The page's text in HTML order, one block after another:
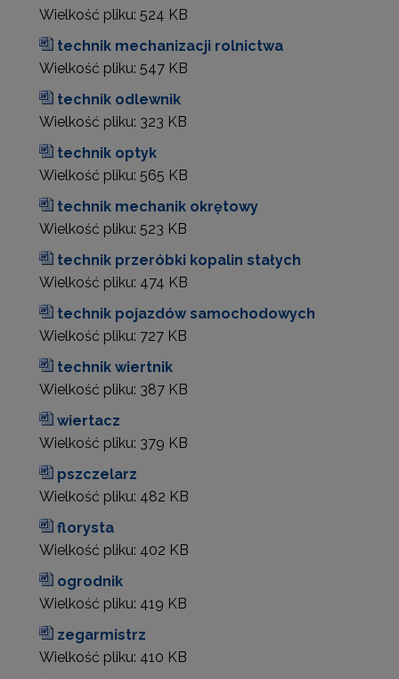
Wielkość pliku: 524 KB
technik mechanizacji rolnictwa
Wielkość pliku: 547 KB
technik odlewnik
Wielkość pliku: 323 KB
technik optyk
Wielkość pliku: 565 KB
technik mechanik okrętowy
Wielkość pliku: 523 KB
technik przeróbki kopalin stałych
Wielkość pliku: 474 KB
technik pojazdów samochodowych
Wielkość pliku: 727 KB
technik wiertnik
Wielkość pliku: 387 KB
wiertacz
Wielkość pliku: 379 KB
pszczelarz
Wielkość pliku: 482 KB
florysta
Wielkość pliku: 402 KB
ogrodnik
Wielkość pliku: 419 KB
zegarmistrz
Wielkość pliku: 410 KB